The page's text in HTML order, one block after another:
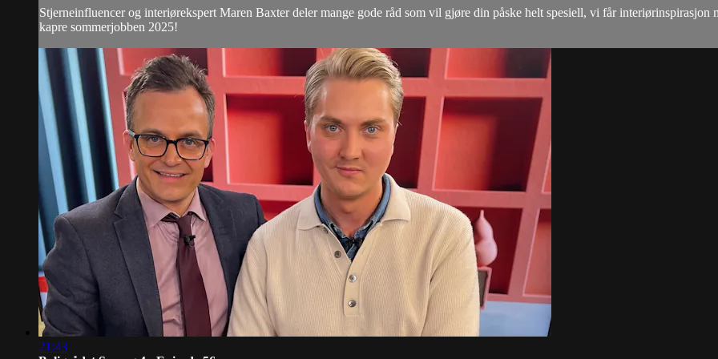
Stjerneinfluencer og interiørekspert Maren Baxter deler mange gode råd som vil gjøre din påske helt spesiell, vi får
kapre sommerjobben 2025!
21:43